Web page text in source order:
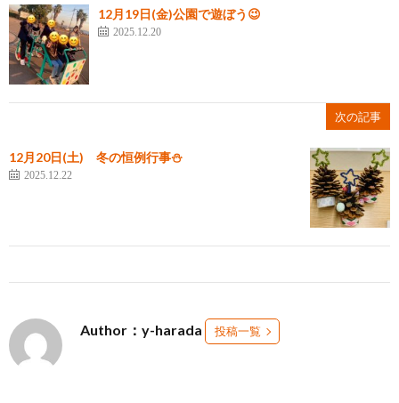
12月19日(金)公園で遊ぼう😉
2025.12.20
次の記事
12月20日(土) 冬の恒例行事⛄
2025.12.22
Author：y-harada 投稿一覧